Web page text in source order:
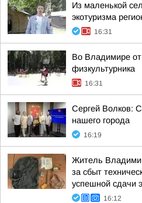
Из маленькой
экотуризма
16:31
Во Владимире
физкультурника
16:31
Сергей Волков:
нашего города
16:19
Житель
за сбыт
успешной сдачи
16:12